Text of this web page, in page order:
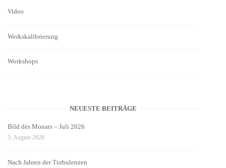
Video
Werkskalibrierung
Workshops
NEUESTE BEITRÄGE
Bild des Monats – Juli 2026
5. August 2026
Nach Jahren der Turbulenzen